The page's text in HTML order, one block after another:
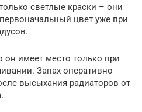
светлые краски – они
цвет уже при
он имеет место только при
Запах оперативно
высыхания радиаторов от